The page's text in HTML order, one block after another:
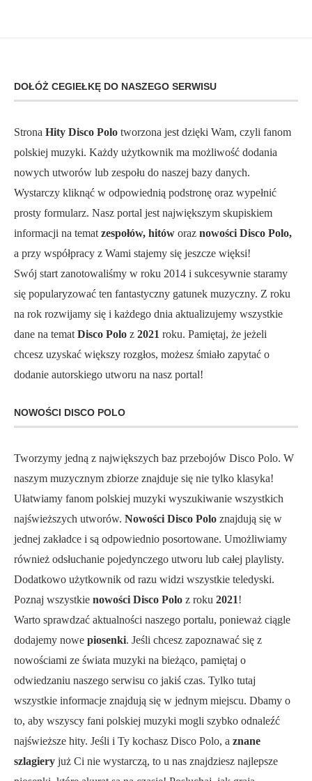
DOŁÓŻ CEGIEŁKĘ DO NASZEGO SERWISU
Strona Hity Disco Polo tworzona jest dzięki Wam, czyli fanom
polskiej muzyki. Każdy użytkownik ma możliwość dodania
nowych utworów lub zespołu do naszej bazy danych.
Wystarczy kliknąć w odpowiednią podstronę oraz wypełnić
prosty formularz. Nasz portal jest największym skupiskiem
informacji na temat zespołów, hitów oraz nowości Disco Polo,
a przy współpracy z Wami stajemy się jeszcze więksi!
Swój start zanotowaliśmy w roku 2014 i sukcesywnie staramy
się popularyzować ten fantastyczny gatunek muzyczny. Z roku
na rok rozwijamy się i każdego dnia aktualizujemy wszystkie
dane na temat Disco Polo z 2021 roku. Pamiętaj, że jeżeli
chcesz uzyskać większy rozgłos, możesz śmiało zapytać o
dodanie autorskiego utworu na nasz portal!
NOWOŚCI DISCO POLO
Tworzymy jedną z największych baz przebojów Disco Polo. W
naszym muzycznym zbiorze znajduje się nie tylko klasyka!
Ułatwiamy fanom polskiej muzyki wyszukiwanie wszystkich
najświeższych utworów. Nowości Disco Polo znajdują się w
jednej zakładce i są odpowiednio posortowane. Umożliwiamy
również odsłuchanie pojedynczego utworu lub całej playlisty.
Dodatkowo użytkownik od razu widzi wszystkie teledyski.
Poznaj wszystkie nowości Disco Polo z roku 2021!
Warto sprawdzać aktualności naszego portalu, ponieważ ciągle
dodajemy nowe piosenki. Jeśli chcesz zapoznawać się z
nowościami ze świata muzyki na bieżąco, pamiętaj o
odwiedzaniu naszego serwisu co jakiś czas. Tylko tutaj
wszystkie informacje znajdują się w jednym miejscu. Dbamy o
to, aby wszyscy fani polskiej muzyki mogli szybko odnaleźć
najświeższe hity. Jeśli i Ty kochasz Disco Polo, a znane
szlagiery już Ci nie wystarczą, to u nas znajdziesz najlepsze